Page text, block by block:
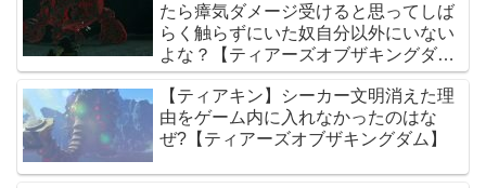
たら瘴気ダメージ受けると思ってしば
らく触らずにいた奴自分以外にいない
よな？【ティアーズオブザキングダ
ム】
【ティアキン】シーカー文明消えた理
由をゲーム内に入れなかったのはな
ぜ?【ティアーズオブザキングダム】